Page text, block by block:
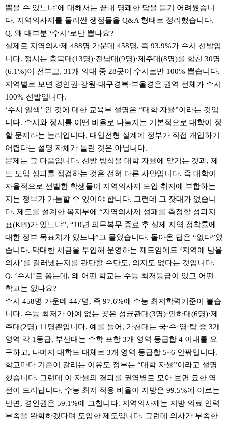
뽑을 수 있느냐’에 대해서는 끝내 명쾌한 답을 듣기 어려웠습니
다. 지역의사제를 둘러싼 쟁점들을 Q&A 형태로 정리했습니다.
Q. 왜 대부분 ‘수시’로만 뽑나요?
실제로 지역의사제 488명 가운데 458명, 즉 93.9%가 수시 선발입
니다. 정시는 충북대(13명)·전남대(9명)·제주대(8명)를 합친 30명
(6.1%)이 전부고, 31개 의대 중 28곳이 수시로만 100% 뽑습니다.
지역별로 보면 경인권·강원·대구경북·부울경은 권역 전체가 수시
100% 선발입니다.
‘수시 일색’ 인 것에 대한 교육부 설명은 “대학 자율”이라는 것입
니다. 수시와 정시를 어떤 비율로 나눌지는 기본적으로 대학이 정
할 문제라는 논리입니다. 대입전형 설계에 정부가 직접 개입하기
어렵다는 설명 자체가 틀린 것은 아닙니다.
문제는 그 다음입니다. 선발 방식을 대학 자율에 맡기는 것과, 제
도 도입 성과를 점검하는 것은 전혀 다른 사안입니다. 즉 대학이
자율적으로 선발한 학생들이 지역의사제 도입 취지에 부합하는
지는 정부가 가늠할 수 있어야 합니다. 그런데 그 잣대가 없습니
다. 제도를 설계한 복지부에 “지역의사제 성패를 측정할 성과지
표(KPI)가 있느냐”, “10년 의무복무 종료 후 실제 지역 정착률에
대한 정부 목표치가 있느냐”고 물었습니다. 돌아온 답은 “없다”였
습니다. 막대한 세금을 투입해 운영하는 제도임에도 ‘지역에 남을
의사’를 길러냈는지를 판단할 수단도, 의지도 없다는 것입니다.
Q. ‘수시’로 뽑는데, 왜 어떤 학교는 수능 최저등급이 있고 어떤
학교는 없나요?
수시 458명 가운데 447명, 즉 97.6%에 수능 최저학력기준이 붙습
니다. 수능 최저가 아예 없는 곳은 성균관대(3명)·인하대(6명)·제
주대(2명) 11명뿐입니다. 예를 들어, 가천대는 국·수·영·탐 중 3개
영역 각 1등급, 부산대는 수학 포함 3개 영역 등급합 4 이내를 요
구하고, 나머지 대학도 대체로 3개 영역 등급합 5~6 안팎입니다.
학교마다 기준이 갈리는 이유도 정부는 “대학 자율”이라고 설명
했습니다. 그런데 이 자율의 결과를 권역별로 모아 보면 묘한 역
전이 드러납니다. 수능 최저 적용 비율이 지방은 99.5%에 이르는
반면, 경인권은 59.1%에 그칩니다. 지역의사제는 지방 의료 인력
부족을 완화하겠다며 도입한 제도입니다. 그런데 의사가 부족한